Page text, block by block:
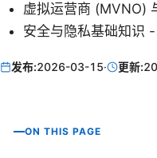
虚拟运营商 (MVNO)
安全与隐私基础知识 -
发布:2026-03-15· 更新:
ON THIS PAGE